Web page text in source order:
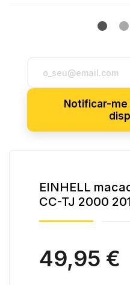
Notificar-
EINHELL
CC-TJ 2000
49,95 €